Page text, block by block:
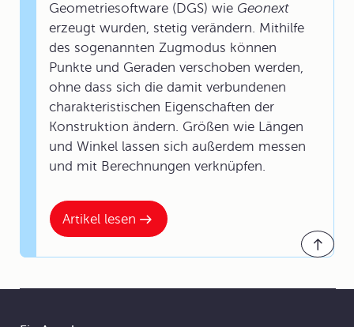
Artikel lesen
Geometriesoftware (DGS) wie Geonext
erzeugt wurden, stetig verändern. Mithilfe
des sogenannten Zugmodus können
Punkte und Geraden verschoben werden,
ohne dass sich die damit verbundenen
charakteristischen Eigenschaften der
Konstruktion ändern. Größen wie Längen
und Winkel lassen sich außerdem messen
und mit Berechnungen verknüpfen.